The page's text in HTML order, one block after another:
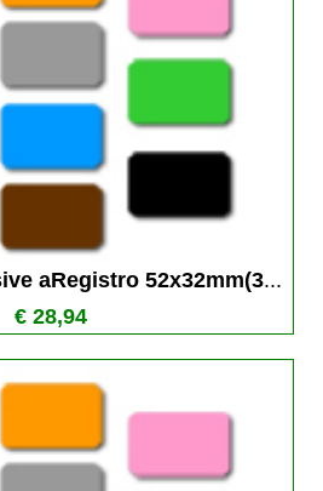
aRegistro 52x32mm(3...
€ 28,94